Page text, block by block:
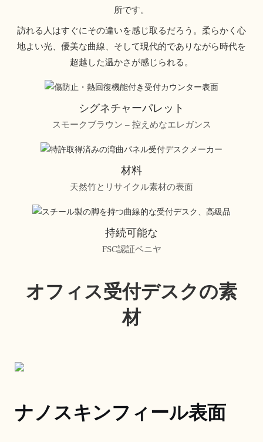
所です。
訪れる人はすぐにその違いを感じ取るだろう。柔らかく心
地よい光、優美な曲線、そして現代的でありながら時代を
超越した温かさが感じられる。
シグネチャーパレット
スモークブラウン – 控えめなエレガンス
材料
天然竹とリサイクル素材の表面
持続可能な
FSC認証ベニヤ
オフィス受付デスクの素
材
ナノスキンフィール表面